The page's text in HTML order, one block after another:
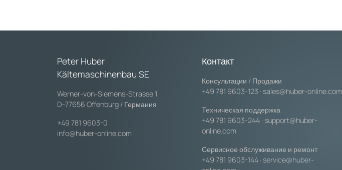
Peter Huber
Kältemaschinenbau SE
Werner-von-Siemens-Strasse 1
D-77656 Offenburg / Германия
+49 781 9603-0
info@huber-online.com
Контакт
Консультации / Продажи
+49 781 9603-123 · sales@huber-online.com
Техническая поддержка
+49 781 9603-244 · support@huber-
online.com
Сервисное обслуживание и ремонт
+49 781 9603-144 · service@huber-